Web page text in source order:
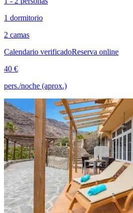
1 dormitorio
2 camas
Calendario verificadoReserva online
40 €
pers./noche (aprox.)